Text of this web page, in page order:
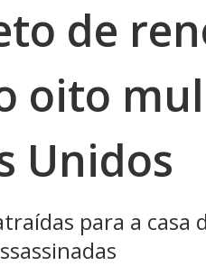
de
oito
Unidos
para a casa